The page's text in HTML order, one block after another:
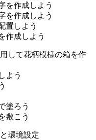
を作成しよう
を作成しよう
置しよう
作成しよう
して花柄模様の箱を作
よう
塗ろう
敷こう
環境設定